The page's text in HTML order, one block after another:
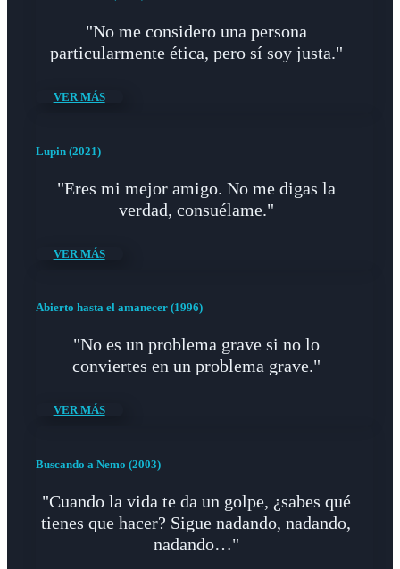
"No me considero una persona
particularmente ética, pero sí soy justa."
VER MÁS
Lupin (2021)
"Eres mi mejor amigo. No me digas la
verdad, consuélame."
VER MÁS
Abierto hasta el amanecer (1996)
"No es un problema grave si no lo
conviertes en un problema grave."
VER MÁS
Buscando a Nemo (2003)
"Cuando la vida te da un golpe, ¿sabes qué
tienes que hacer? Sigue nadando, nadando,
nadando…"